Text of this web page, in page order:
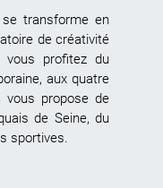
transforme en
de créativité
vous profitez du
aux quatre
vous propose de
de Seine, du
sportives.